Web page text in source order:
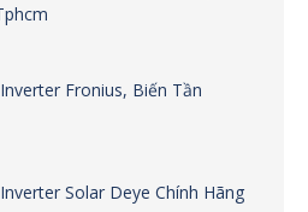
Fronius, Biến Tần
Solar Deye Chính Hãng